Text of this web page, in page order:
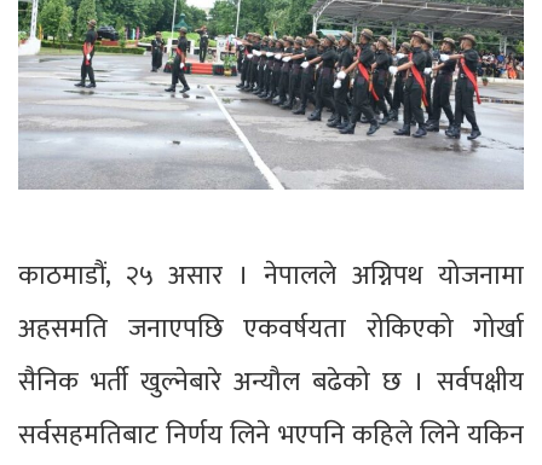
काठमाडौं, २५ असार । नेपालले अग्निपथ योजनामा
अहसमति जनाएपछि एकवर्षयता रोकिएको गोर्खा
सैनिक भर्ती खुल्नेबारे अन्यौल बढेको छ । सर्वपक्षीय
सर्वसहमतिबाट निर्णय लिने भएपनि कहिले लिने यकिन